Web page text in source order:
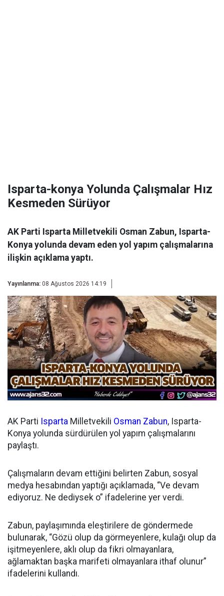
Isparta-konya Yolunda Çalışmalar Hız
Kesmeden Sürüyor
AK Parti Isparta Milletvekili Osman Zabun, Isparta-
Konya yolunda devam eden yol yapım çalışmalarına
ilişkin açıklama yaptı.
Yayınlanma: 08 Ağustos 2026 14:19
AK Parti Isparta Milletvekili Osman Zabun, Isparta-
Konya yolunda sürdürülen yol yapım çalışmalarını
paylaştı.
Çalışmaların devam ettiğini belirten Zabun, sosyal
medya hesabından yaptığı açıklamada, “Ve devam
ediyoruz. Ne dediysek o” ifadelerine yer verdi.
Zabun, paylaşımında eleştirilere de göndermede
bulunarak, “Gözü olup da görmeyenlere, kulağı olup da
işitmeyenlere, aklı olup da fikri olmayanlara,
ağlamaktan başka marifeti olmayanlara ithaf olunur”
ifadelerini kullandı.